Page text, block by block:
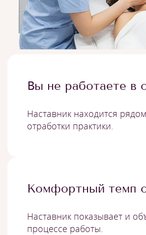
Вы не работаете в
Наставник находится
отработки практики.
Комфортный темп
Наставник показывает и
процессе работы.